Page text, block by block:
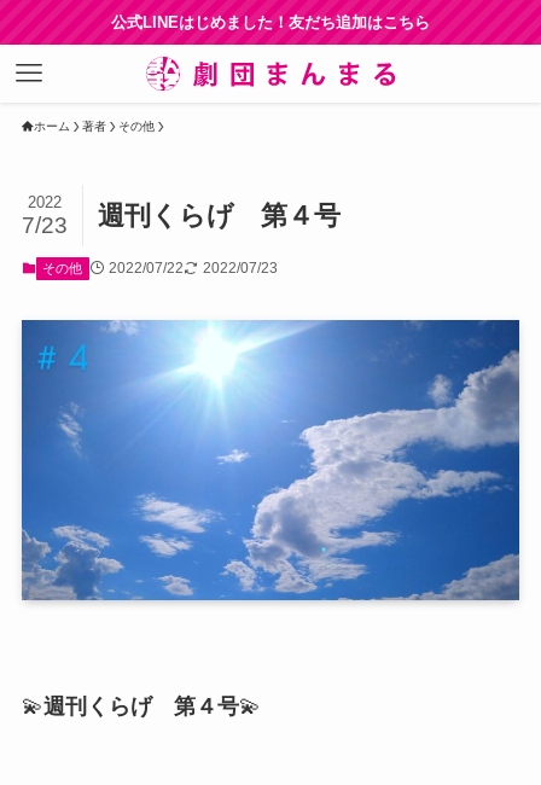
公式LINEはじめました！友だち追加はこちら
ホーム 著者 その他
週刊くらげ 第４号
2022
7/23
その他 2022/07/22 2022/07/23
💫週刊くらげ 第４号💫